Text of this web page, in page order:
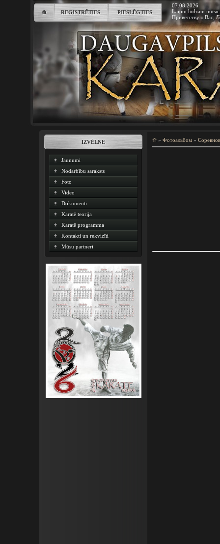
⟰ REĢISTRĒTIES PIESLĒGTIES
07.08.2026
Laipni lūdzam mūsu
Приветствую Вас ,
IZVĒLNE
Jaunumi
Nodarbību saraksts
Foto
Video
Dokumenti
Karatē teorija
Karatē programma
Kontakti un rekvizīti
Mūsu partneri
⟰ » Фотоальбом »